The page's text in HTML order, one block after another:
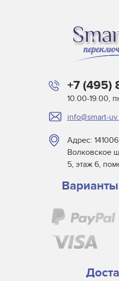
+7 (495)
10.00-19.00,
info@smart-
Адрес:
Волковское
5, этаж 6,